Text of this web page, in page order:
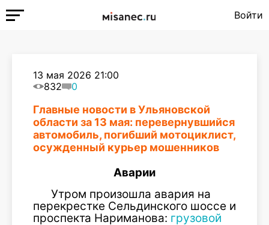
Войти
13 мая 2026 21:00
832
0
Главные новости в Ульяновской
области за 13 мая: перевернувшийся
автомобиль, погибший мотоциклист,
осужденный курьер мошенников
Аварии
Утром произошла авария на
перекрестке Сельдинского шоссе и
проспекта Нариманова: грузовой